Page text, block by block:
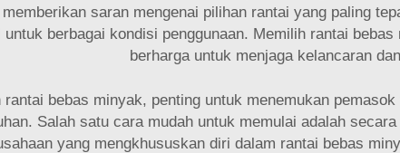
saran mengenai pilihan rantai yang paling
berbagai kondisi penggunaan. Memilih rantai
berharga untuk menjaga kelancaran
bebas minyak, penting untuk menemukan
Salah satu cara mudah untuk memulai adalah
yang mengkhususkan diri dalam rantai bebas